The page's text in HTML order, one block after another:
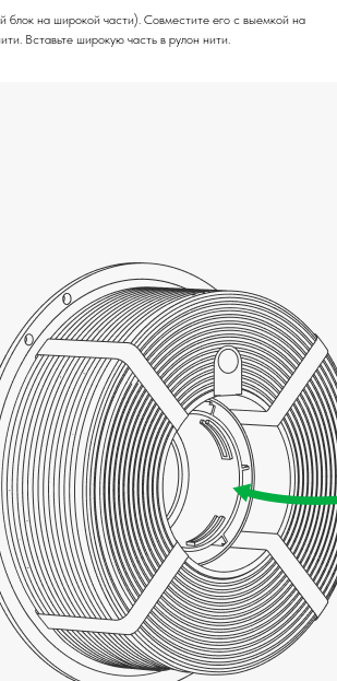
блок на широкой части). Совместите его с выемкой на
Вставьте широкую часть в рулон нити.